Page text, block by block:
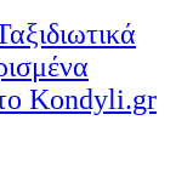
Kondyli.gr